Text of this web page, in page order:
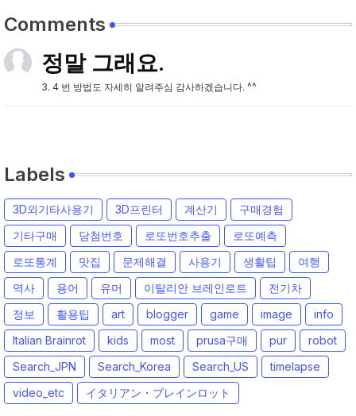
Comments
정말 그래요.
3. 4 번 방법도 자세히 알려주심 감사하겠습니다. ^^
Labels
3D외기타사용기 3D프린터 계산기
구매경험
기타구매
당첨번호 로또번호추출
로또예측
로또통계
맛집 문제해결 사용기 생활팁
여행
역사
용어 유머 이탈리안 브레인로트
전기차
정보
활용팁 art blogger game image
info
Italian Brainrot
kids most prusa구매 pur
robot
Search_JPN
Search_Korea Search_US
timelapse
video_etc
イタリアン・ブレインロット